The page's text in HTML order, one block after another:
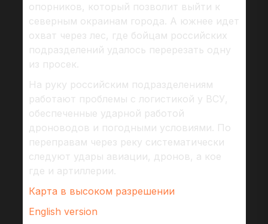
опорников, который позволит выйти к
северным окраинам города. А южнее идет
охват через лес, где бойцам российских
подразделений удалось перерезать одну
из просек.
На руку российским подразделениям
работают проблемы с логистикой у ВСУ,
обеспеченные ударной работой
дроноводов и погодными условиями. По
переправам через реку систематически
следуют удары авиации, дронов, а кое
где и артиллерии.
Карта в высоком разрешении
English version